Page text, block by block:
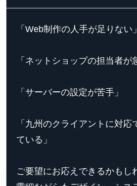
「Web制作の人手が足りない」
「ネットショップの担当者が
「サーバーの設定が苦手」
「九州のクライアントに対応
ている」
ご要望にお応えできるかもし